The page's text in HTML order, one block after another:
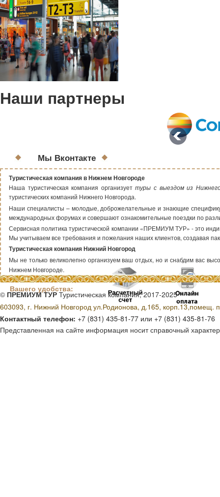
Наши партнеры
Мы Вконтакте
Туристическая компания в Нижнем Новгороде
Наша туристическая компания организуеттуры с выездом из
туристических компаний Нижнего Новгорода.
Наши специалисты – молодые, доброжелательные и знающие специфику
международных форумах и совершают ознакомительные поездки по
Сервисная политика туристической компании «ПРЕМИУМ ТУР» - это
Мы учитываем все требования и пожелания наших клиентов, создавая
Туристическая компания Нижний Новгород
Мы не только великолепно организуем ваш отдых, но и снабдим вас
Нижнем Новгороде.
Способы оплаты для
Вашего удобства:
© ПРЕМИУМ ТУРТуристическая компания, 2017-2025
603093, г. Нижний Новгород ул.Родионова, д.165, корп.13,помещ.
Контактный телефон: +7 (831) 435-81-77 или +7 (831) 435-81-76
Представленная на сайте информация носит справочный